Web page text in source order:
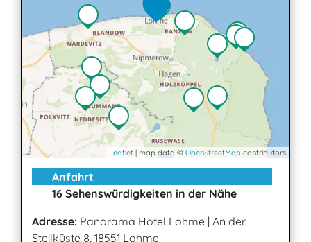
Leaflet | map data © OpenStreetMap contributors
Anfahrt
16 Sehenswürdigkeiten in der Nähe
Adresse: Panorama Hotel Lohme | An der
Steilküste 8, 18551 Lohme